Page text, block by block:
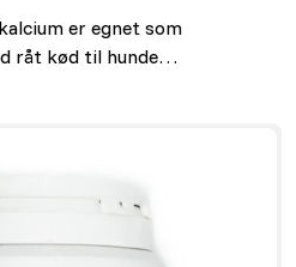
er egnet som
råt kød til hunde…